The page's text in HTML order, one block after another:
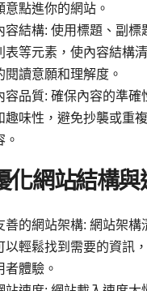
意點進你的網站。
容結構: 使用標題、副標
表等元素，使內容結構
閱讀意願和理解度。
容品質: 確保內容的準確
趣味性，避免抄襲或重
。
化網站結構與
善的網站架構: 網站架構
以輕鬆找到需要的資訊
者體驗。